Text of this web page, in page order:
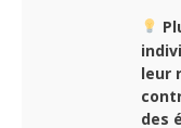
leur
des